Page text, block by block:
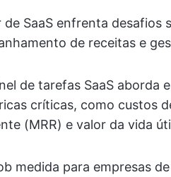
de SaaS enfrenta
de receitas e
de tarefas SaaS aborda
críticas, como custos
(MRR) e valor da vida
medida para empresas